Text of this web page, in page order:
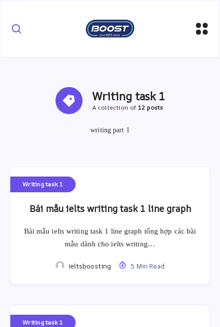
Writing task 1
A collection of 12 posts
writing part 1
Writing task 1
Bài mẫu ielts writing task 1 line graph
Bài mẫu ielts writing task 1 line graph tổng hợp các bài
mẫu dành cho ielts writing…
ieltsboosting 5 Min Read
Writing task 1